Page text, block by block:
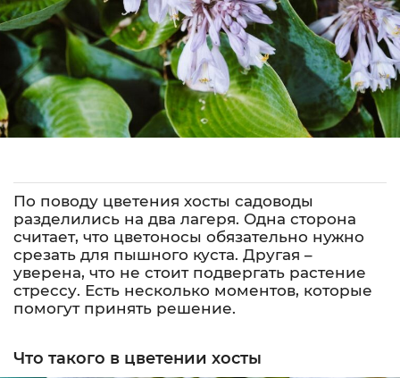
По поводу цветения хосты садоводы
разделились на два лагеря. Одна сторона
считает, что цветоносы обязательно нужно
срезать для пышного куста. Другая –
уверена, что не стоит подвергать растение
стрессу. Есть несколько моментов, которые
помогут принять решение.
Что такого в цветении хосты